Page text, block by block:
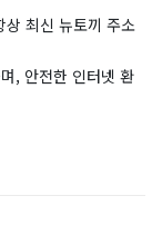
상 최신 뉴토끼 주소
, 안전한 인터넷 환